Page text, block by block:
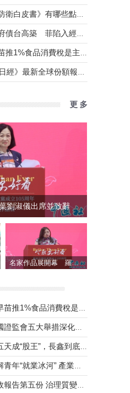
更 多
劉淑儀出席並致辭
名家作品展開幕 羅淑佩出席並致辭